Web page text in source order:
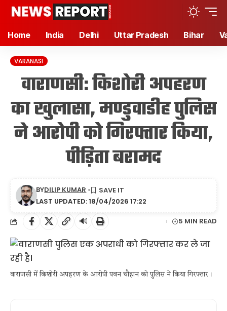
Home India Delhi Uttar Pradesh Bihar
VARANASI
वाराणसी: किशोरी अपहरण
का खुलासा, मण्डुवाडीह पुलिस
ने आरोपी को गिरफ्तार किया,
पीड़िता बरामद
LAST UPDATED: 18/04/2026 17:22
BYDILIP KUMAR
🔊 5 MIN READ
वाराणसी में किशोरी अपहरण के आरोपी पवन चौहान को पुलिस ने किया गिरफ्तार।